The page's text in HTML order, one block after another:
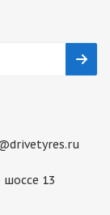
шоссе 13